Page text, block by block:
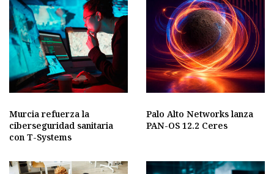
Murcia refuerza la
ciberseguridad sanitaria
con T-Systems
Palo Alto Networks lanza
PAN-OS 12.2 Ceres